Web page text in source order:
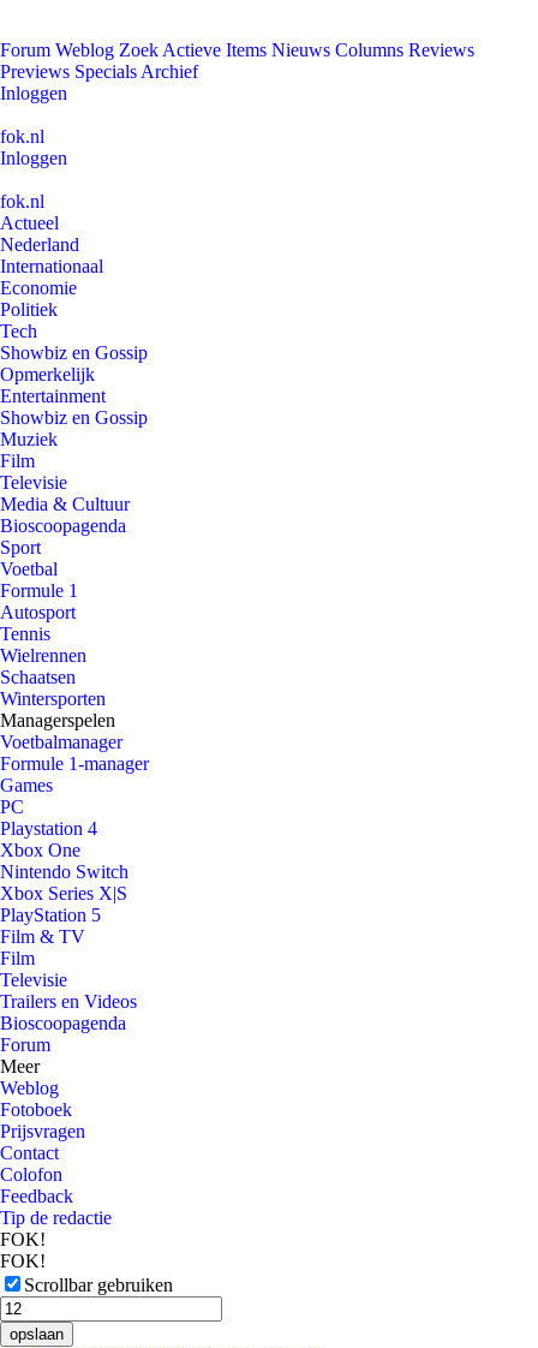
Forum Weblog Zoek Actieve Items Nieuws Columns Reviews
Previews Specials Archief
Inloggen
fok.nl
Inloggen
fok.nl
Actueel
Nederland
Internationaal
Economie
Politiek
Tech
Showbiz en Gossip
Opmerkelijk
Entertainment
Showbiz en Gossip
Muziek
Film
Televisie
Media & Cultuur
Bioscoopagenda
Sport
Voetbal
Formule 1
Autosport
Tennis
Wielrennen
Schaatsen
Wintersporten
Managerspelen
Voetbalmanager
Formule 1-manager
Games
PC
Playstation 4
Xbox One
Nintendo Switch
Xbox Series X|S
PlayStation 5
Film & TV
Film
Televisie
Trailers en Videos
Bioscoopagenda
Forum
Meer
Weblog
Fotoboek
Prijsvragen
Contact
Colofon
Feedback
Tip de redactie
FOK!
FOK!
Scrollbar gebruiken
opslaan